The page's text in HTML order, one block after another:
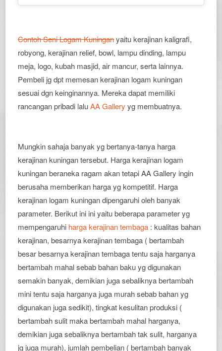
Contoh Seni Logam Kuninganyaitu kerajinan kaligrafi,
robyong, kerajinan relief, bowl, lampu dinding, lampu
meja, logo, kubah masjid, air mancur, serta lainnya.
Pembeli jg dpt memesan kerajinan logam kuningan
sesuai dgn keinginannya. Mereka dapat memiliki
rancangan pribadi laluAA Gallery yg membuatnya.
Mungkin sahaja banyak yg bertanya-tanya harga
kerajinan kuningan tersebut. Harga kerajinan logam
kuningan beraneka ragam akan tetapi AA Gallery ingin
berusaha memberikan harga yg kompetitif. Harga
kerajinan logam kuningan dipengaruhi oleh banyak
parameter. Berikut ini ini yaitu beberapa parameter yg
mempengaruhi harga kerajinan tembaga : kualitas bahan
kerajinan, besarnya kerajinan tembaga ( bertambah
besar besarnya kerajinan tembaga tentu saja harganya
bertambah mahal sebab bahan baku yg digunakan
semakin banyak, demikian juga sebaliknya bertambah
mini tentu saja harganya juga murah sebab bahan yg
digunakan juga sedikit), tingkat kesulitan produksi (
bertambah sulit maka bertambah mahal harganya,
demikian juga sebaliknya bertambah tak sulit, harganya
jg juga murah), jumlah pembelian ( bertambah banyak